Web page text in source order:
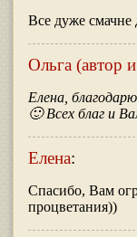
Все дуже смачне
Ольга (автор
Елена,
🙂 Всех благ и
Елена:
Спасибо, Вам
процветания))